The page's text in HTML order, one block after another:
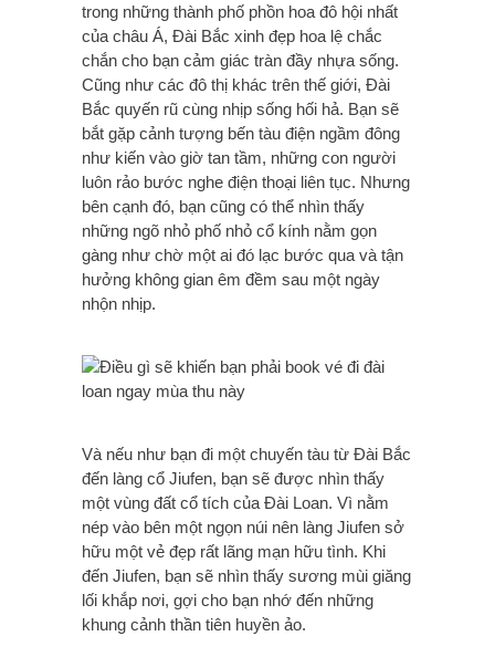
trong những thành phố phồn hoa đô hội nhất
của châu Á, Đài Bắc xinh đẹp hoa lệ chắc
chắn cho bạn cảm giác tràn đầy nhựa sống.
Cũng như các đô thị khác trên thế giới, Đài
Bắc quyến rũ cùng nhịp sống hối hả. Bạn sẽ
bắt gặp cảnh tượng bến tàu điện ngầm đông
như kiến vào giờ tan tầm, những con người
luôn rảo bước nghe điện thoại liên tục. Nhưng
bên cạnh đó, bạn cũng có thể nhìn thấy
những ngõ nhỏ phố nhỏ cổ kính nằm gọn
gàng như chờ một ai đó lạc bước qua và tận
hưởng không gian êm đềm sau một ngày
nhộn nhịp.
Và nếu như bạn đi một chuyến tàu từ Đài Bắc
đến làng cổ Jiufen, bạn sẽ được nhìn thấy
một vùng đất cổ tích của Đài Loan. Vì nằm
nép vào bên một ngọn núi nên làng Jiufen sở
hữu một vẻ đẹp rất lãng mạn hữu tình. Khi
đến Jiufen, bạn sẽ nhìn thấy sương mùi giăng
lối khắp nơi, gợi cho bạn nhớ đến những
khung cảnh thần tiên huyền ảo.